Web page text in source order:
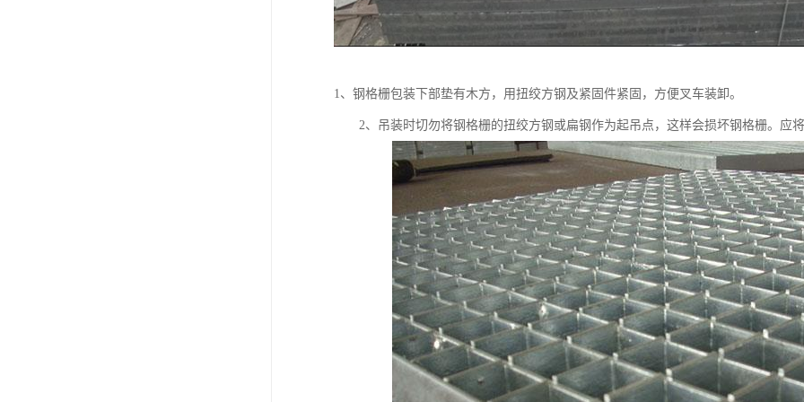
1、钢格栅包装下部垫有木方，用扭绞方钢及紧固件紧固，方便叉车装卸。
2、吊装时切勿将钢格栅的扭绞方钢或扁钢作为起吊点，这样会损坏钢格栅。应